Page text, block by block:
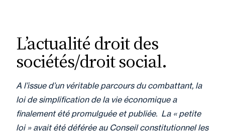
Newsletter
Opportunités de reprise -
Juin 2026
Actualité 29 mai 2026
L’actualité droit des
sociétés/droit social.
A l’issue d’un véritable parcours du combattant, la
loi de simplification de la vie économique a
finalement été promulguée et publiée. La « petite
loi » avait été déférée au Conseil constitutionnel les